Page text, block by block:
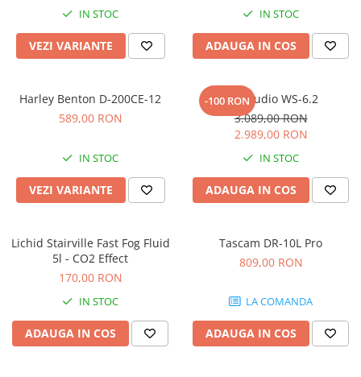
Microfoane pt Camere Video
Microfoane pt instalatii si
conferinta
Microfoane stereo
Microfoane Suspendabile
Stative de microfon
Studio si inregistrari
Accesorii de microfoane
Accesorii echipamente de studio
Clape MIDI
Convertoare AD/DA
IN STOC
VEZI VARIANTE
IN STOC
ADAUGA IN COS
Harley Benton D-200CE-12
589,00 RON
IN STOC
VEZI VARIANTE
-100 RON
Kali Audio WS-6.2
3.089,00 RON
2.989,00 RON
IN STOC
ADAUGA IN COS
Lichid Stairville Fast Fog Fluid
5l - CO2 Effect
170,00 RON
IN STOC
ADAUGA IN COS
Tascam DR-10L Pro
809,00 RON
LA COMANDA
ADAUGA IN COS